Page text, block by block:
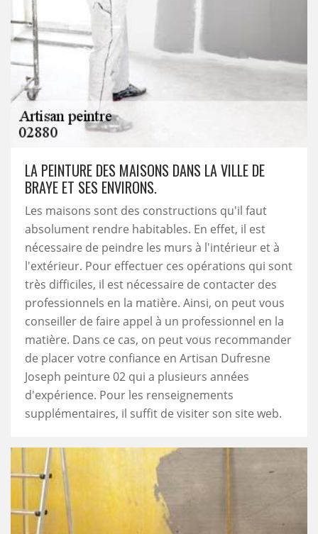
LA PEINTURE DES MAISONS DANS LA VILLE DE
BRAYE ET SES ENVIRONS.
Les maisons sont des constructions qu'il faut
absolument rendre habitables. En effet, il est
nécessaire de peindre les murs à l'intérieur et à
l'extérieur. Pour effectuer ces opérations qui sont
très difficiles, il est nécessaire de contacter des
professionnels en la matière. Ainsi, on peut vous
conseiller de faire appel à un professionnel en la
matière. Dans ce cas, on peut vous recommander
de placer votre confiance en Artisan Dufresne
Joseph peinture 02 qui a plusieurs années
d'expérience. Pour les renseignements
supplémentaires, il suffit de visiter son site web.